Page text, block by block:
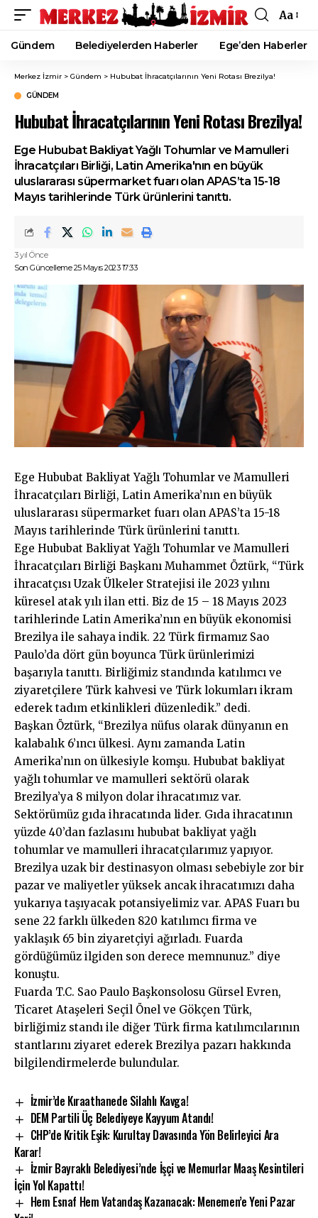
Font
Resizer
Aa
Gündem Belediyelerden Haberler Ege’den Haberler
Merkez İzmir > Gündem > Hububat İhracatçılarının Yeni Rotası Brezilya!
GÜNDEM
Hububat İhracatçılarının Yeni Rotası Brezilya!
Ege Hububat Bakliyat Yağlı Tohumlar ve Mamulleri
İhracatçıları Birliği, Latin Amerika'nın en büyük
uluslararası süpermarket fuarı olan APAS’ta 15-18
Mayıs tarihlerinde Türk ürünlerini tanıttı.
Son Güncelleme 25 Mayıs 2023 17:33
3 yıl Önce
Ege Hububat Bakliyat Yağlı Tohumlar ve Mamulleri
İhracatçıları Birliği, Latin Amerika’nın en büyük
uluslararası süpermarket fuarı olan APAS’ta 15-18
Mayıs tarihlerinde Türk ürünlerini tanıttı.
Ege Hububat Bakliyat Yağlı Tohumlar ve Mamulleri
İhracatçıları Birliği Başkanı Muhammet Öztürk, “Türk
ihracatçısı Uzak Ülkeler Stratejisi ile 2023 yılını
küresel atak yılı ilan etti. Biz de 15 – 18 Mayıs 2023
tarihlerinde Latin Amerika’nın en büyük ekonomisi
Brezilya ile sahaya indik. 22 Türk firmamız Sao
Paulo’da dört gün boyunca Türk ürünlerimizi
başarıyla tanıttı. Birliğimiz standında katılımcı ve
ziyaretçilere Türk kahvesi ve Türk lokumları ikram
ederek tadım etkinlikleri düzenledik.” dedi.
Başkan Öztürk, “Brezilya nüfus olarak dünyanın en
kalabalık 6’ıncı ülkesi. Aynı zamanda Latin
Amerika’nın on ülkesiyle komşu. Hububat bakliyat
yağlı tohumlar ve mamulleri sektörü olarak
Brezilya’ya 8 milyon dolar ihracatımız var.
Sektörümüz gıda ihracatında lider. Gıda ihracatının
yüzde 40’dan fazlasını hububat bakliyat yağlı
tohumlar ve mamulleri ihracatçılarımız yapıyor.
Brezilya uzak bir destinasyon olması sebebiyle zor bir
pazar ve maliyetler yüksek ancak ihracatımızı daha
yukarıya taşıyacak potansiyelimiz var. APAS Fuarı bu
sene 22 farklı ülkeden 820 katılımcı firma ve
yaklaşık 65 bin ziyaretçiyi ağırladı. Fuarda
gördüğümüz ilgiden son derece memnunuz.” diye
konuştu.
Fuarda T.C. Sao Paulo Başkonsolosu Gürsel Evren,
Ticaret Ataşeleri Seçil Önel ve Gökçen Türk,
birliğimiz standı ile diğer Türk firma katılımcılarının
stantlarını ziyaret ederek Brezilya pazarı hakkında
bilgilendirmelerde bulundular.
İzmir’de Kıraathanede Silahlı Kavga!
DEM Partili Üç Belediyeye Kayyum Atandı!
CHP’de Kritik Eşik: Kurultay Davasında Yön Belirleyici Ara
Karar!
İzmir Bayraklı Belediyesi’nde İşçi ve Memurlar Maaş Kesintileri
İçin Yol Kapattı!
Hem Esnaf Hem Vatandaş Kazanacak: Menemen’e Yeni Pazar